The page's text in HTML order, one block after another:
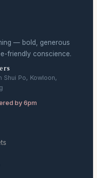
— bold, generous
friendly conscience.
Shui Po, Kowloon,
by 6pm